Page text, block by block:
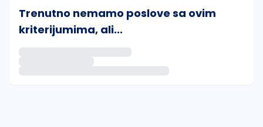
Trenutno nemamo poslove sa ovim
kriterijumima, ali...